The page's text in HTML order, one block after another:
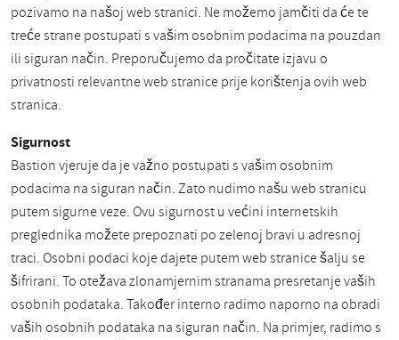
pozivamo na našoj web stranici. Ne možemo jamčiti da će te
treće strane postupati s vašim osobnim podacima na pouzdan
ili siguran način. Preporučujemo da pročitate izjavu o
privatnosti relevantne web stranice prije korištenja ovih web
stranica.
Sigurnost
Bastion vjeruje da je važno postupati s vašim osobnim
podacima na siguran način. Zato nudimo našu web stranicu
putem sigurne veze. Ovu sigurnost u većini internetskih
preglednika možete prepoznati po zelenoj bravi u adresnoj
traci. Osobni podaci koje dajete putem web stranice šalju se
šifrirani. To otežava zlonamjernim stranama presretanje vaših
osobnih podataka. Također interno radimo naporno na obradi
vaših osobnih podataka na siguran način. Na primjer, radimo s